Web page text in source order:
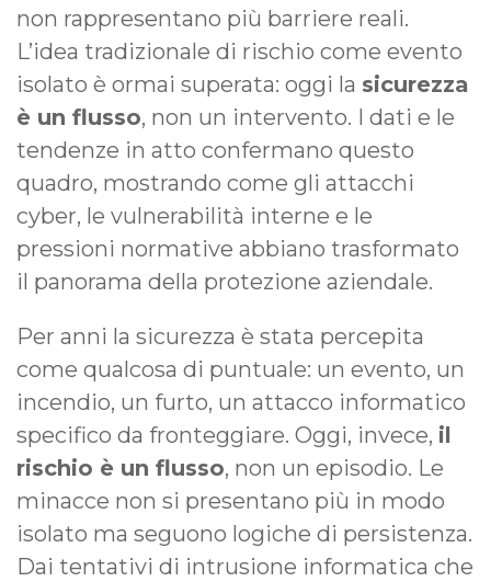
non rappresentano più barriere reali.
L’idea tradizionale di rischio come evento
isolato è ormai superata: oggi la sicurezza
è un flusso, non un intervento. I dati e le
tendenze in atto confermano questo
quadro, mostrando come gli attacchi
cyber, le vulnerabilità interne e le
pressioni normative abbiano trasformato
il panorama della protezione aziendale.
Per anni la sicurezza è stata percepita
come qualcosa di puntuale: un evento, un
incendio, un furto, un attacco informatico
specifico da fronteggiare. Oggi, invece, il
rischio è un flusso, non un episodio. Le
minacce non si presentano più in modo
isolato ma seguono logiche di persistenza.
Dai tentativi di intrusione informatica che